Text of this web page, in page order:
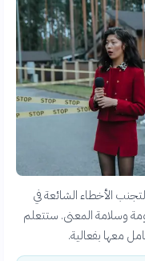
الأخطاء الشائعة في
وسلامة المعنى. ستتعلم
معها بفعالية.